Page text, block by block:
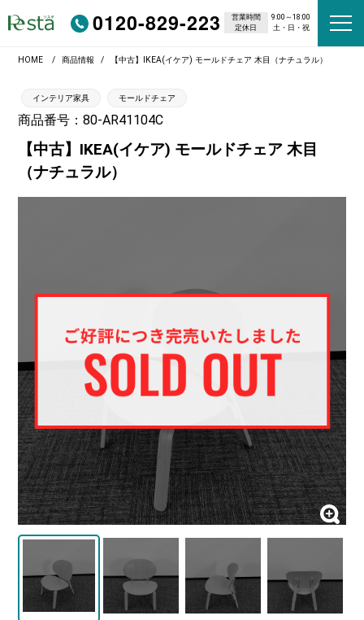
0120-829-223 営業時間
9:00～18:00
定休日
土・日・祝
HOME 商品情報 【中古】IKEA(イケア) モールドチェア 木目（ナチュラル）
インテリア家具 モールドチェア
商品番号：80-AR41104C
【中古】IKEA(イケア) モールドチェア 木目
（ナチュラル）